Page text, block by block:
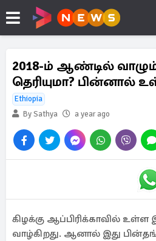
2018-ம் ஆண்டில் வாழும்
தெரியுமா? பின்னால்
Ethiopia
By Sathya
a year ago
கிழக்கு ஆப்பிரிக்காவில் உள்ள
வாழ்கிறது. ஆனால் இது